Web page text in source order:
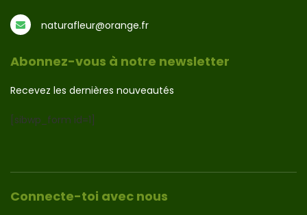
naturafleur@orange.fr
Abonnez-vous à notre newsletter
Recevez les dernières nouveautés
[sibwp_form id=1]
Connecte-toi avec nous